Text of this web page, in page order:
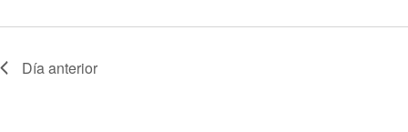
Día anterior